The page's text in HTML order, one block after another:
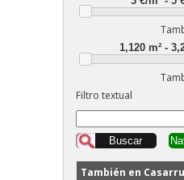
Filtro textual
También en